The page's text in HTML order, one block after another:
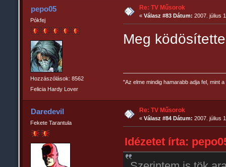
pepo05
Pókfej
Hozzászólások: 8562
Felicia Hardy Lover
Re: TV Műsorok
«Válasz #83 Dátum: 2007. július
Meg
"Az elme mindig hamarabb adja fel, mint
Daredevil
Fekete Tarantula
Re: TV Műsorok
«Válasz #84 Dátum: 2007. július
Idézetet írta: